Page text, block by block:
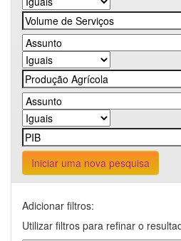
Iniciar uma nova pesquisa
Adicionar filtros:
Utilizar filtros para refinar o